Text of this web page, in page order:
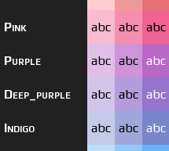
Pink abc abc abc
Purple abc abc abc
Deep_purple abc abc abc
Indigo abc abc abc